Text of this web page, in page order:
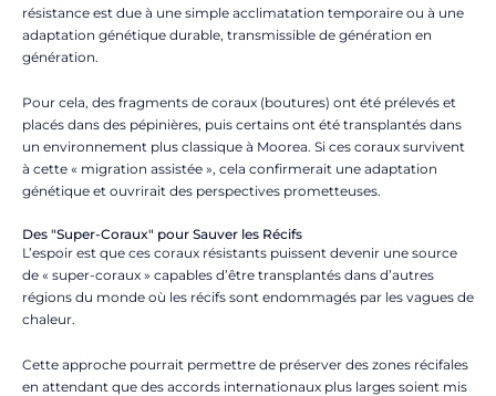
résistance est due à une simple acclimatation temporaire ou à une
adaptation génétique durable, transmissible de génération en
génération.
Pour cela, des fragments de coraux (boutures) ont été prélevés et
placés dans des pépinières, puis certains ont été transplantés dans
un environnement plus classique à Moorea. Si ces coraux survivent
à cette « migration assistée », cela confirmerait une adaptation
génétique et ouvrirait des perspectives prometteuses.
Des "Super-Coraux" pour Sauver les Récifs
L’espoir est que ces coraux résistants puissent devenir une source
de « super-coraux » capables d’être transplantés dans d’autres
régions du monde où les récifs sont endommagés par les vagues de
chaleur.
Cette approche pourrait permettre de préserver des zones récifales
en attendant que des accords internationaux plus larges soient mis